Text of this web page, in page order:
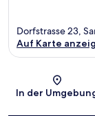
Dorfstrasse 23,
Auf Karte
In der